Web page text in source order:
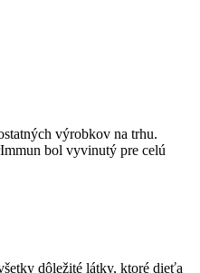
výrobkov na trhu.
bol vyvinutý pre celú
dôležité látky, ktoré dieťa